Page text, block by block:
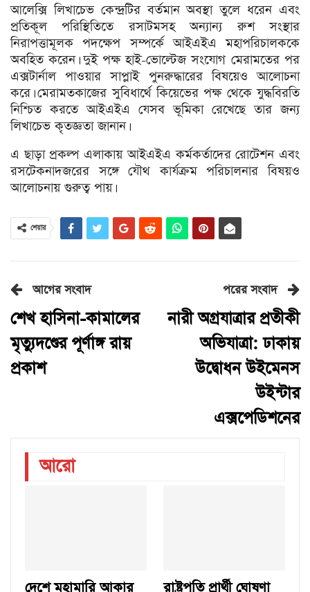
আলেক্সি লিখাচেভ কেন্দ্রটির বর্তমান অবস্থা তুলে ধরেন এবং
প্রতিকূল পরিস্থিতিতে রসাটমসহ অন্যান্য রুশ সংস্থার
নিরাপত্তামূলক পদক্ষেপ সম্পর্কে আইএইএ মহাপরিচালককে
অবহিত করেন। দুই পক্ষ হাই-ভোল্টেজ সংযোগ মেরামতের পর
এক্সটার্নাল পাওয়ার সাপ্লাই পুনরুদ্ধারের বিষয়েও আলোচনা
করে। মেরামতকাজের সুবিধার্থে কিয়েভের পক্ষ থেকে যুদ্ধবিরতি
নিশ্চিত করতে আইএইএ যেসব ভূমিকা রেখেছে তার জন্য
লিখাচেভ কৃতজ্ঞতা জানান।
এ ছাড়া প্রকল্প এলাকায় আইএইএ কর্মকর্তাদের রোটেশন এবং
রসটেকনাদজরের সঙ্গে যৌথ কার্যক্রম পরিচালনার বিষয়ও
আলোচনায় গুরুত্ব পায়।
শেয়ার
আগের সংবাদ
শেখ হাসিনা-কামালের
মৃত্যুদণ্ডের পূর্ণাঙ্গ রায়
প্রকাশ
পরের সংবাদ
নারী অগ্রযাত্রার প্রতীকী
অভিযাত্রা: ঢাকায়
উদ্বোধন উইমেনস
উইন্টার
এক্সপেডিশনের
আরো